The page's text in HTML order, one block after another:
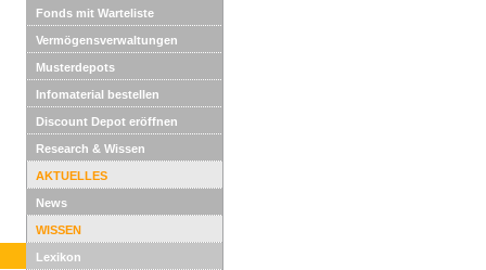
Fonds mit Warteliste
Vermögensverwaltungen
Musterdepots
Infomaterial bestellen
Discount Depot eröffnen
Research & Wissen
AKTUELLES
News
WISSEN
Lexikon